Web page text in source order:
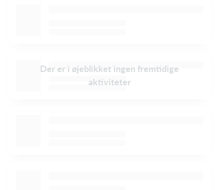
Der er i øjeblikket ingen fremtidige
aktiviteter